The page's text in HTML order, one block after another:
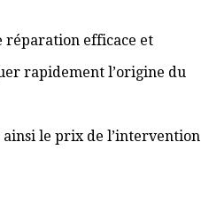
réparation efficace et
rapidement l’origine du
ainsi le prix de l’intervention